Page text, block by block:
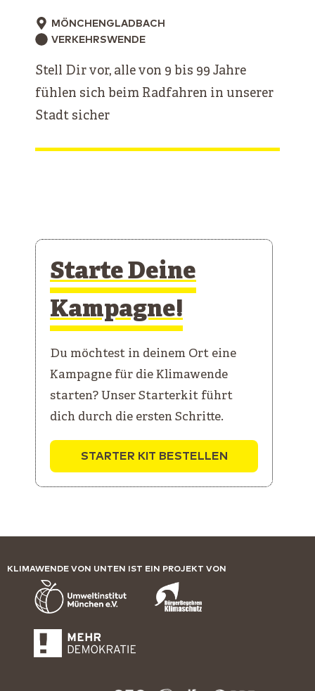
MÖNCHENGLADBACH
VERKEHRSWENDE
Stell Dir vor, alle von 9 bis 99 Jahre
fühlen sich beim Radfahren in unserer
Stadt sicher
Starte Deine
Kampagne!
Du möchtest in deinem Ort eine
Kampagne für die Klimawende
starten? Unser Starterkit führt
dich durch die ersten Schritte.
STARTER KIT BESTELLEN
KLIMAWENDE VON UNTEN IST EIN PROJEKT VON